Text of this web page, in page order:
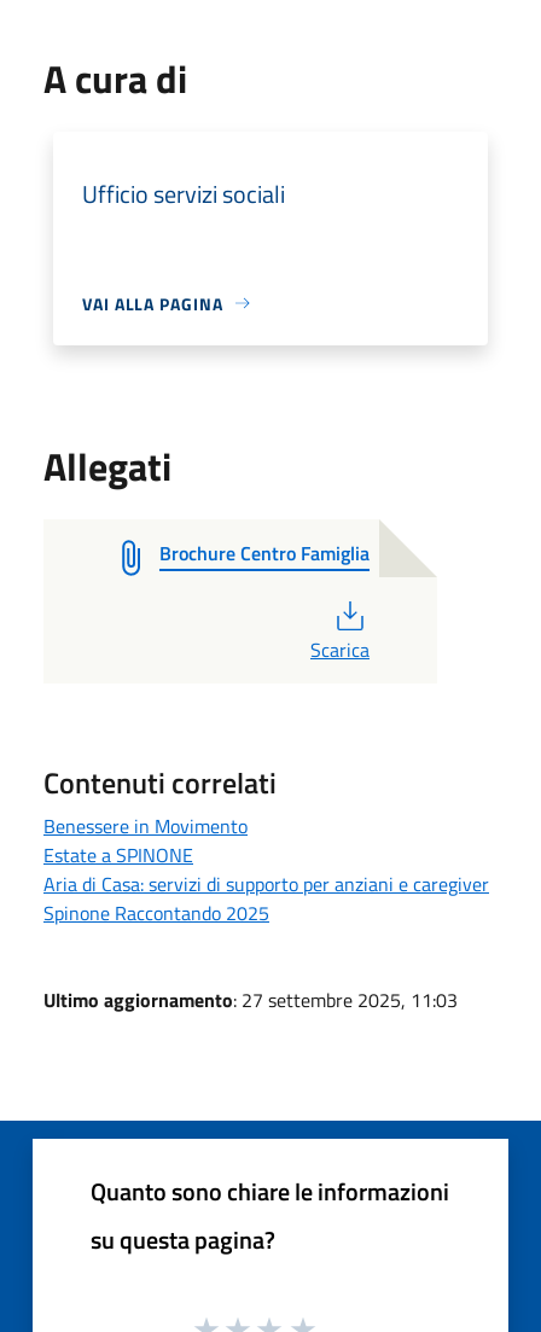
A cura di
Ufficio servizi sociali
VAI ALLA PAGINA
Allegati
Brochure Centro Famiglia
Scarica
Contenuti correlati
Benessere in Movimento
Estate a SPINONE
Aria di Casa: servizi di supporto per anziani e caregiver
Spinone Raccontando 2025
Ultimo aggiornamento: 27 settembre 2025, 11:03
Quanto sono chiare le informazioni
su questa pagina?